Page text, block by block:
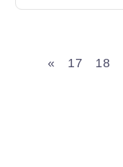
« 17 18